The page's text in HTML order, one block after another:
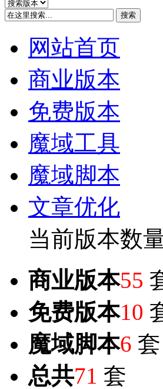
搜索
网站首页
商业版本
免费版本
魔域工具
魔域脚本
文章优化
当前版本数
商业版本55
免费版本10
魔域脚本6 套
总共71 套